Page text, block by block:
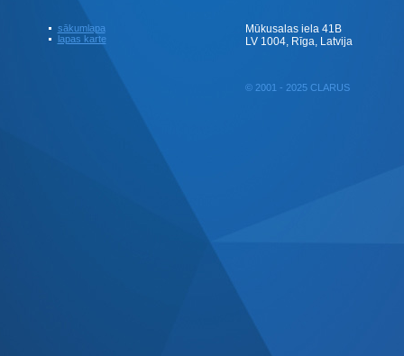
sākumlapa
lapas karte
Mūkusalas iela 41B
LV 1004, Rīga, Latvija
© 2001 - 2025 CLARUS